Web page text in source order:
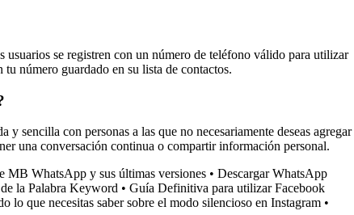
se registren con un número de teléfono válido para utilizar
número guardado en su lista de contactos.
sencilla con personas a las que no necesariamente deseas agregar
una conversación continua o compartir información personal.
MB WhatsApp y sus últimas versiones • Descargar WhatsApp
la Palabra Keyword • Guía Definitiva para utilizar Facebook
lo que necesitas saber sobre el modo silencioso en Instagram •